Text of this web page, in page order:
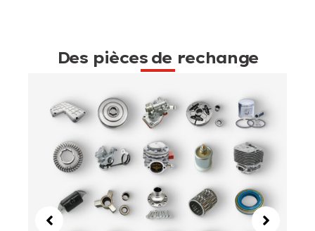
Des pièces de rechange